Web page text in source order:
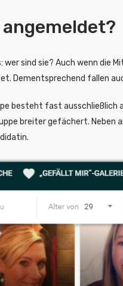
wer sind sie? Auch wenn die
Dementsprechend fallen
besteht fast ausschließlich
breiter gefächert. Neben